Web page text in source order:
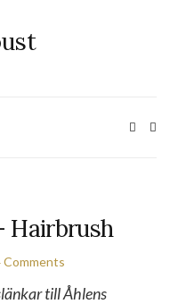
Hairbrush
Comments
till Åhlens